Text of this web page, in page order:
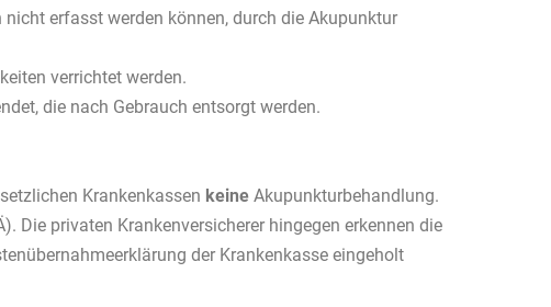
erfasst werden können, durch die Akupunktur
verrichtet werden.
die nach Gebrauch entsorgt werden.
Krankenkassen keine Akupunkturbehandlung.
Die privaten Krankenversicherer hingegen erkennen die
der Krankenkasse eingeholt